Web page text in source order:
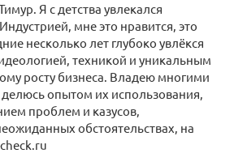
Я с детства увлекался
мне это нравится, это
несколько лет глубоко увлёкся
техникой и уникальным
росту бизнеса. Владею многими
опытом их использования,
проблем и казусов,
обстоятельствах, на